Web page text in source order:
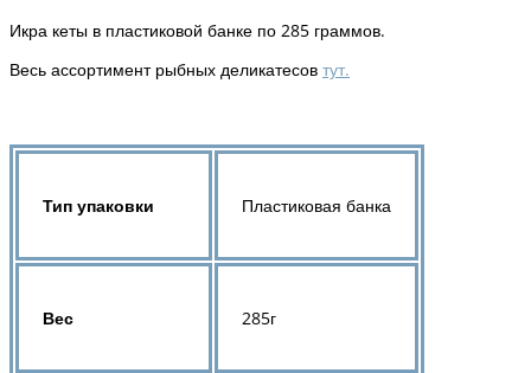
Икра кеты в пластиковой банке по 285 граммов.
Весь ассортимент рыбных деликатесов тут.
Тип упаковки Пластиковая банка
Вес 285г